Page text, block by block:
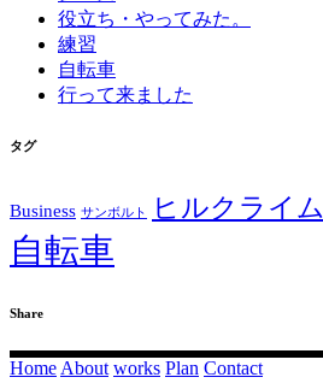
役立ち・やってみた。
練習
自転車
行って来ました
タグ
Business サンボルト ヒルクライム
自転車
Share
Home About works Plan Contact